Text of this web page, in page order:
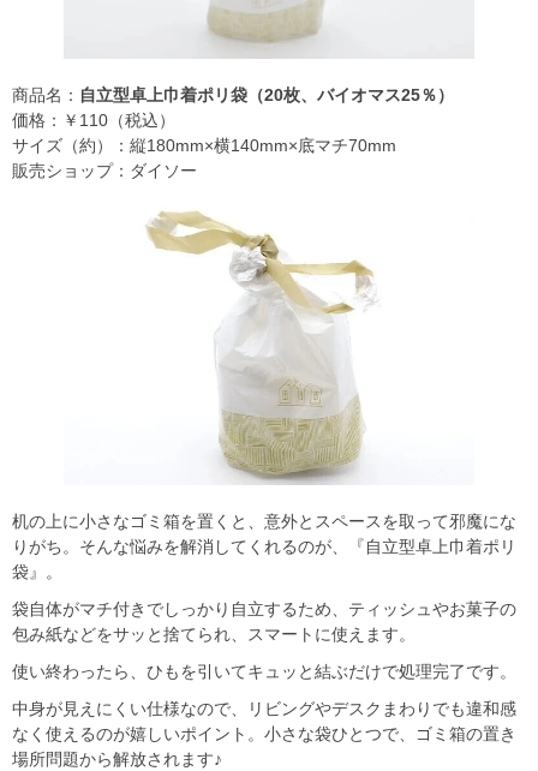
商品名： 自立型卓上巾着ポリ袋（20枚、バイオマス25％）
価格：￥110（税込）
サイズ（約）：縦180mm×横140mm×底マチ70mm
販売ショップ：ダイソー
机の上に小さなゴミ箱を置くと、意外とスペースを取って邪魔にな
りがち。そんな悩みを解消してくれるのが、『自立型卓上巾着ポリ
袋』。
袋自体がマチ付きでしっかり自立するため、ティッシュやお菓子の
包み紙などをサッと捨てられ、スマートに使えます。
使い終わったら、ひもを引いてキュッと結ぶだけで処理完了です。
中身が見えにくい仕様なので、リビングやデスクまわりでも違和感
なく使えるのが嬉しいポイント。小さな袋ひとつで、ゴミ箱の置き
場所問題から解放されます♪